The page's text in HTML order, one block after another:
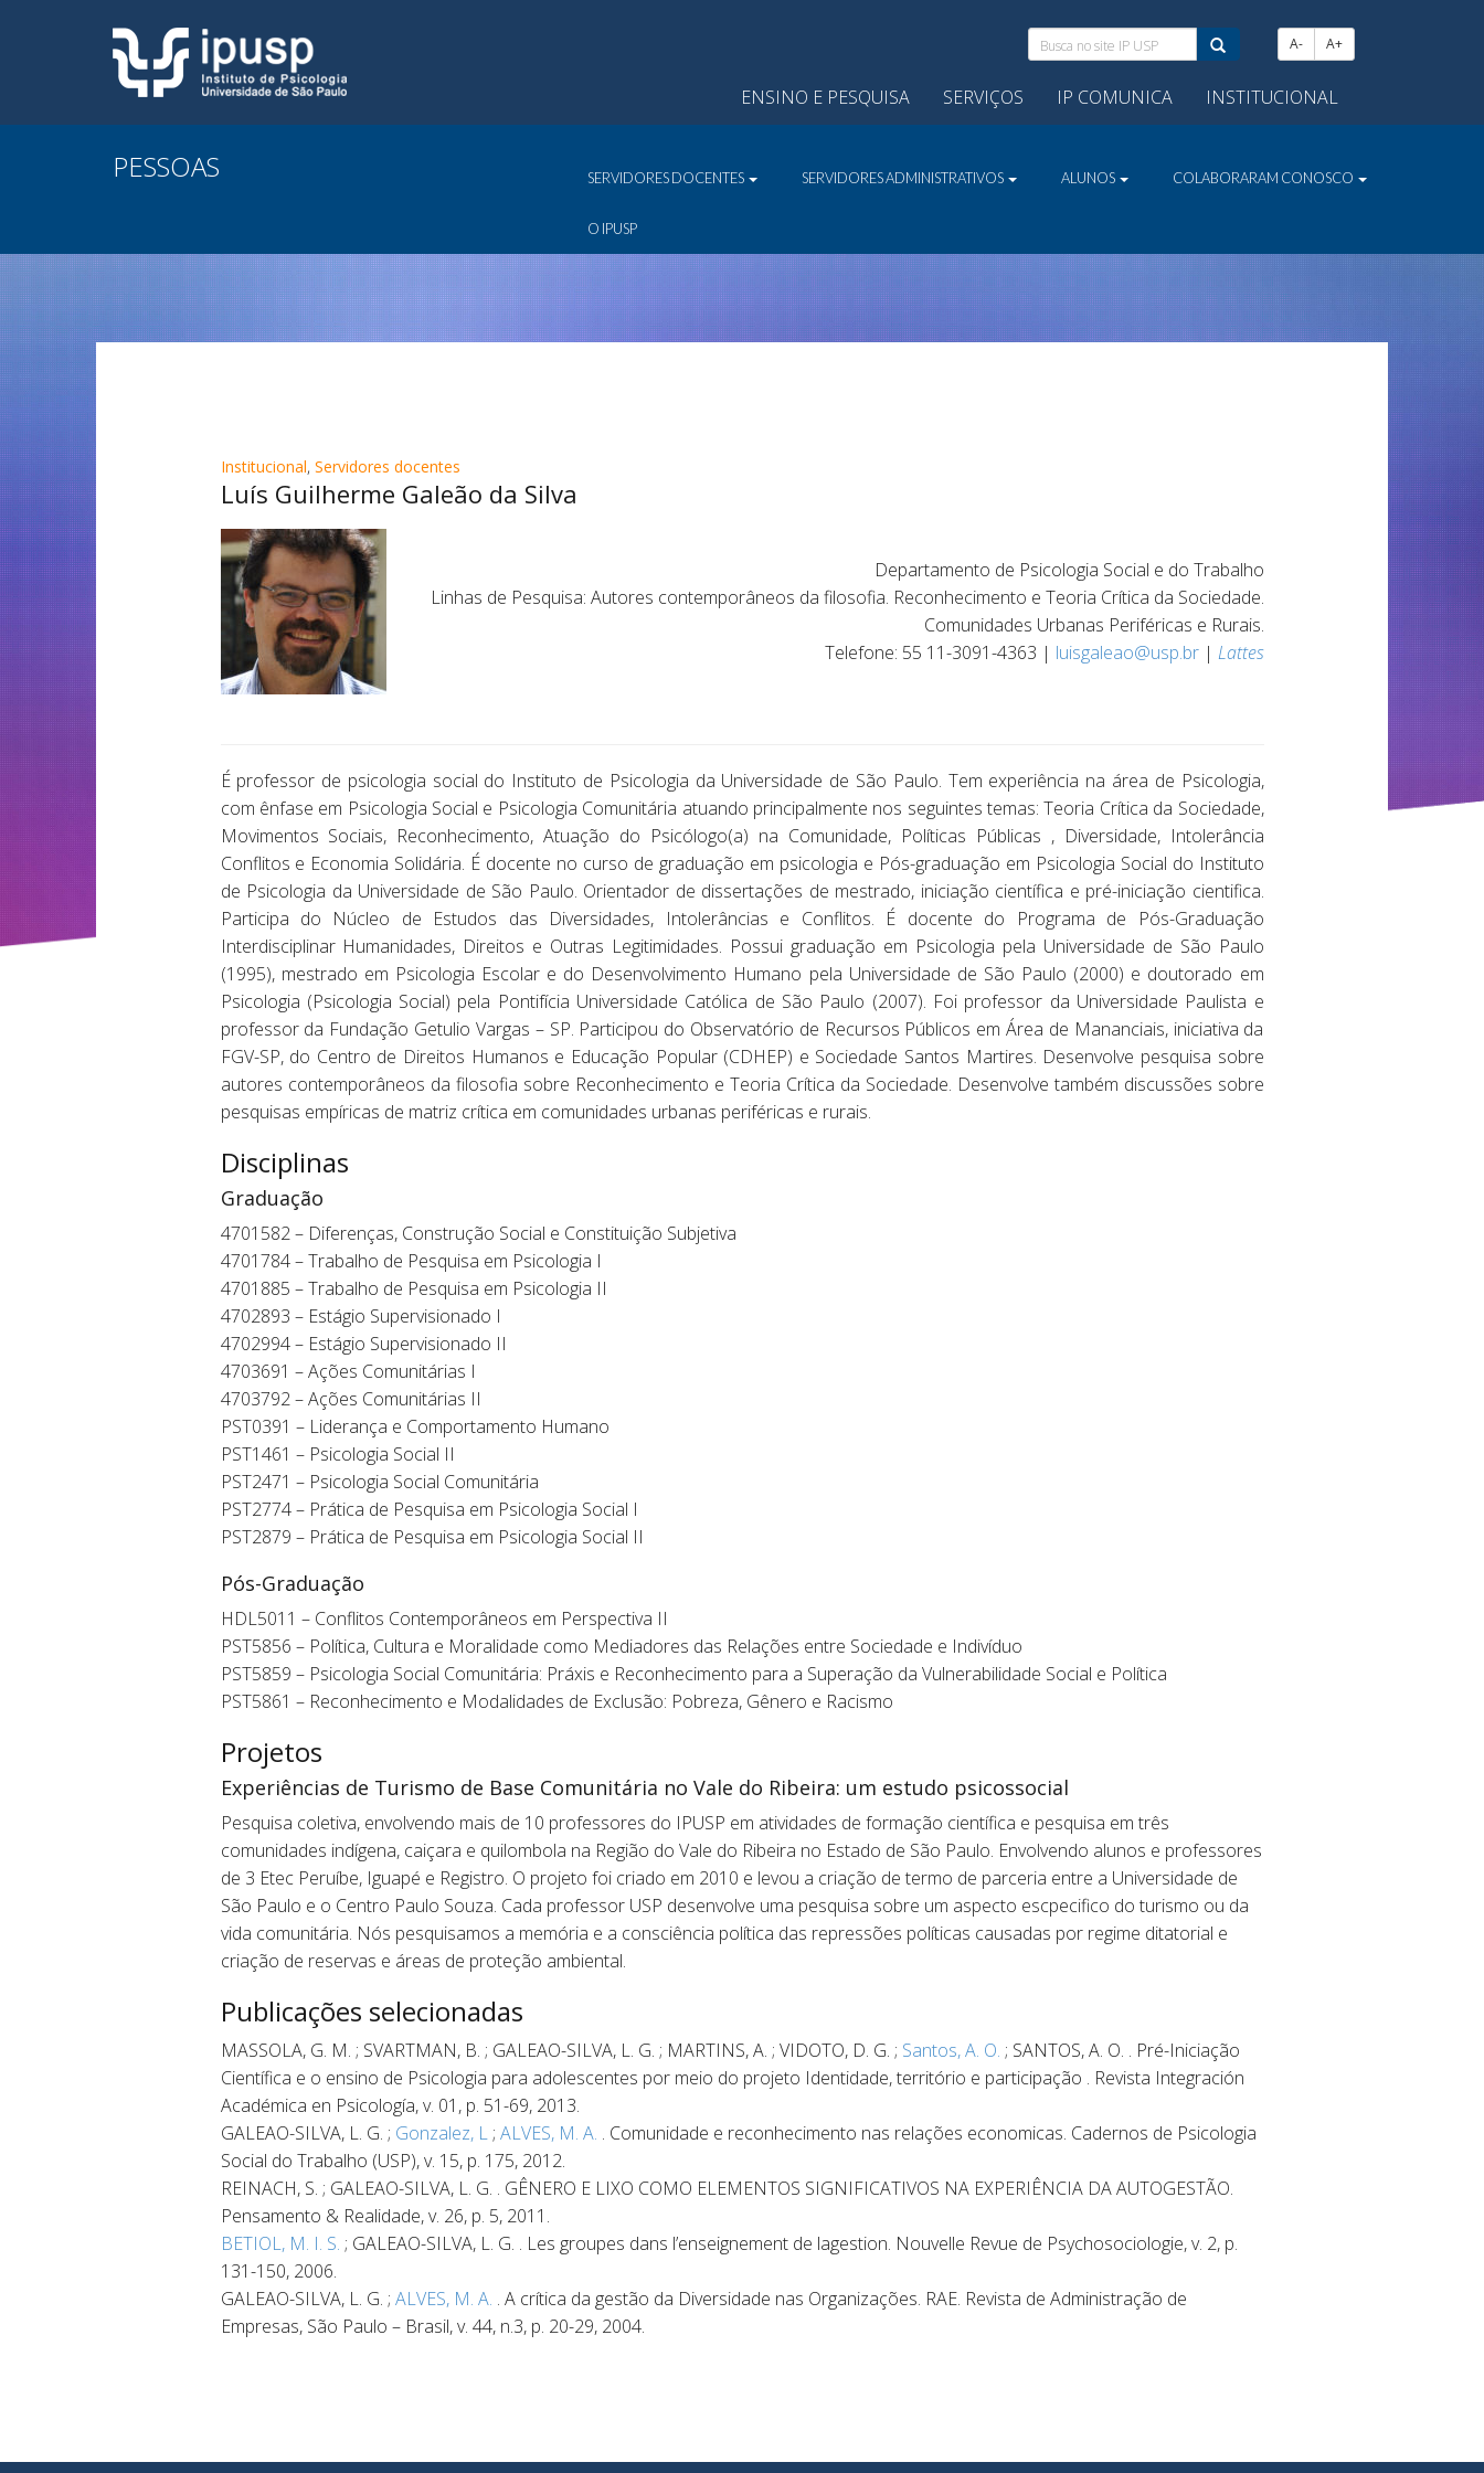
Busca
no
site
IP
A- A+
ENSINO E PESQUISA SERVIÇOS IP COMUNICA INSTITUCIONAL
PESSOAS SERVIDORES DOCENTES SERVIDORES ADMINISTRATIVOS ALUNOS COLABORARAM CONOSCO
O IPUSP
Institucional, Servidores docentes
Luís Guilherme Galeão da Silva
Departamento de Psicologia Social e do Trabalho
Linhas de Pesquisa: Autores contemporâneos da filosofia. Reconhecimento e Teoria Crítica da Sociedade.
Comunidades Urbanas Periféricas e Rurais.
Telefone: 55 11-3091-4363 | luisgaleao@usp.br| Lattes
É professor de psicologia social do Instituto de Psicologia da Universidade de São Paulo. Tem experiência na área de Psicologia,
com ênfase em Psicologia Social e Psicologia Comunitária atuando principalmente nos seguintes temas: Teoria Crítica da Sociedade,
Movimentos Sociais, Reconhecimento, Atuação do Psicólogo(a) na Comunidade, Políticas Públicas , Diversidade, Intolerância
Conflitos e Economia Solidária. É docente no curso de graduação em psicologia e Pós-graduação em Psicologia Social do Instituto
de Psicologia da Universidade de São Paulo. Orientador de dissertações de mestrado, iniciação científica e pré-iniciação cientifica.
Participa do Núcleo de Estudos das Diversidades, Intolerâncias e Conflitos. É docente do Programa de Pós-Graduação
Interdisciplinar Humanidades, Direitos e Outras Legitimidades. Possui graduação em Psicologia pela Universidade de São Paulo
(1995), mestrado em Psicologia Escolar e do Desenvolvimento Humano pela Universidade de São Paulo (2000) e doutorado em
Psicologia (Psicologia Social) pela Pontifícia Universidade Católica de São Paulo (2007). Foi professor da Universidade Paulista e
professor da Fundação Getulio Vargas – SP. Participou do Observatório de Recursos Públicos em Área de Mananciais, iniciativa da
FGV-SP, do Centro de Direitos Humanos e Educação Popular (CDHEP) e Sociedade Santos Martires. Desenvolve pesquisa sobre
autores contemporâneos da filosofia sobre Reconhecimento e Teoria Crítica da Sociedade. Desenvolve também discussões sobre
pesquisas empíricas de matriz crítica em comunidades urbanas periféricas e rurais.
Disciplinas
Graduação
4701582 – Diferenças, Construção Social e Constituição Subjetiva
4701784 – Trabalho de Pesquisa em Psicologia I
4701885 – Trabalho de Pesquisa em Psicologia II
4702893 – Estágio Supervisionado I
4702994 – Estágio Supervisionado II
4703691 – Ações Comunitárias I
4703792 – Ações Comunitárias II
PST0391 – Liderança e Comportamento Humano
PST1461 – Psicologia Social II
PST2471 – Psicologia Social Comunitária
PST2774 – Prática de Pesquisa em Psicologia Social I
PST2879 – Prática de Pesquisa em Psicologia Social II
Pós-Graduação
HDL5011 – Conflitos Contemporâneos em Perspectiva II
PST5856 – Política, Cultura e Moralidade como Mediadores das Relações entre Sociedade e Indivíduo
PST5859 – Psicologia Social Comunitária: Práxis e Reconhecimento para a Superação da Vulnerabilidade Social e Política
PST5861 – Reconhecimento e Modalidades de Exclusão: Pobreza, Gênero e Racismo
Projetos
Experiências de Turismo de Base Comunitária no Vale do Ribeira: um estudo psicossocial
Pesquisa coletiva, envolvendo mais de 10 professores do IPUSP em atividades de formação científica e pesquisa em três
comunidades indígena, caiçara e quilombola na Região do Vale do Ribeira no Estado de São Paulo. Envolvendo alunos e professores
de 3 Etec Peruíbe, Iguapé e Registro. O projeto foi criado em 2010 e levou a criação de termo de parceria entre a Universidade de
São Paulo e o Centro Paulo Souza. Cada professor USP desenvolve uma pesquisa sobre um aspecto escpecifico do turismo ou da
vida comunitária. Nós pesquisamos a memória e a consciência política das repressões políticas causadas por regime ditatorial e
criação de reservas e áreas de proteção ambiental.
Publicações selecionadas
MASSOLA, G. M. ; SVARTMAN, B. ; GALEAO-SILVA, L. G. ; MARTINS, A. ; VIDOTO, D. G. ; Santos, A. O. ; SANTOS, A. O. . Pré-Iniciação
Científica e o ensino de Psicologia para adolescentes por meio do projeto Identidade, território e participação . Revista Integración
Académica en Psicología, v. 01, p. 51-69, 2013.
GALEAO-SILVA, L. G. ; Gonzalez, L; ALVES, M. A. . Comunidade e reconhecimento nas relações economicas. Cadernos de Psicologia
Social do Trabalho (USP), v. 15, p. 175, 2012.
REINACH, S. ; GALEAO-SILVA, L. G. . GÊNERO E LIXO COMO ELEMENTOS SIGNIFICATIVOS NA EXPERIÊNCIA DA AUTOGESTÃO.
Pensamento & Realidade, v. 26, p. 5, 2011.
BETIOL, M. I. S. ; GALEAO-SILVA, L. G. . Les groupes dans l’enseignement de lagestion. Nouvelle Revue de Psychosociologie, v. 2, p.
131-150, 2006.
GALEAO-SILVA, L. G. ; ALVES, M. A. . A crítica da gestão da Diversidade nas Organizações. RAE. Revista de Administração de
Empresas, São Paulo – Brasil, v. 44, n.3, p. 20-29, 2004.